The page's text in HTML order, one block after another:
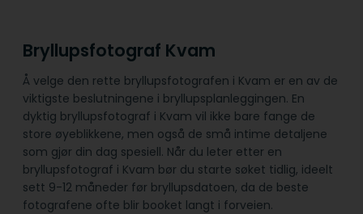
Bryllupsfotograf Kvam
Å velge den rette bryllupsfotografen i Kvam er en av de
viktigste beslutningene i bryllupsplanleggingen. En
dyktig bryllupsfotograf i Kvam vil ikke bare fange de
store øyeblikkene, men også de små intime detaljene
som gjør din dag spesiell. Når du leter etter en
bryllupsfotograf i Kvam bør du starte søket tidlig, ideelt
sett 9-12 måneder før bryllupsdatoen, da de beste
fotografene ofte blir booket langt i forveien.